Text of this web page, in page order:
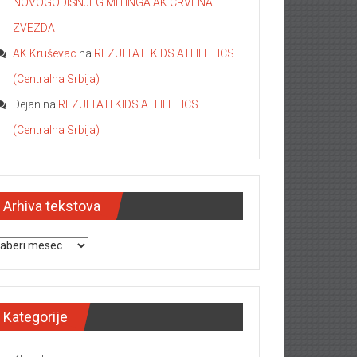
NOVOGODIŠNJEG MITINGA AK CRVENA
ZVEZDA
AK Kruševac na REZULTATI KIDS ATHLETICS
(Centralna Srbija)
Dejan na REZULTATI KIDS ATHLETICS
(Centralna Srbija)
Arhiva tekstova
tekstova
Kategorije